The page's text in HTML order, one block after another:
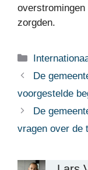
overstromingen
zorgden.
Categorieën
De
voorgestelde
De
vragen over de